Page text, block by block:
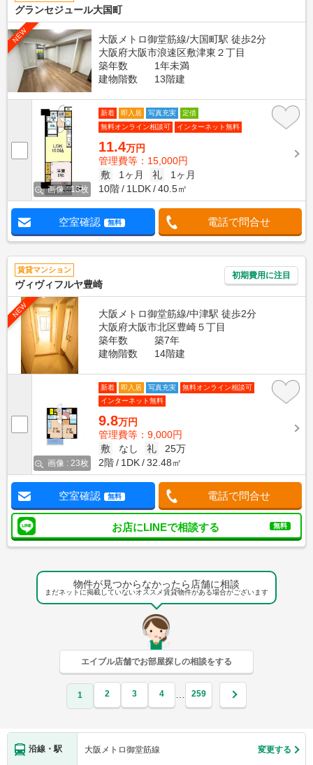
グランセジュール大国町
NEW
大阪メトロ御堂筋線/大国町駅 徒歩2分
大阪府大阪市浪速区敷津東２丁目
築年数
1年未満
建物階数
13階建
画像 : 13枚
新着 即入居 写真充実
定借
無料オンライン相談可
インターネット無料
11.4万円
管理費等：15,000円
敷
1ヶ月 礼
1ヶ月
10階
1LDK 40.5㎡
空室確認 無料 電話で問合せ
賃貸マンション
ヴィヴィフルヤ豊崎
初期費用に注目
NEW
大阪メトロ御堂筋線/中津駅 徒歩2分
大阪府大阪市北区豊崎５丁目
築年数
築7年
建物階数
14階建
画像 : 23枚
新着 即入居 写真充実
無料オンライン相談可
インターネット無料
9.8万円
管理費等：9,000円
敷
なし 礼
25万
2階
1DK 32.48㎡
空室確認 無料 電話で問合せ
お店にLINEで相談する 無料
物件が見つからなかったら店舗に相談
まだネットに掲載していないオススメ賃貸物件がある場合がございます
エイブル店舗でお部屋探しの相談をする
1 2 3 4 … 259
沿線・駅 大阪メトロ御堂筋線 変更する